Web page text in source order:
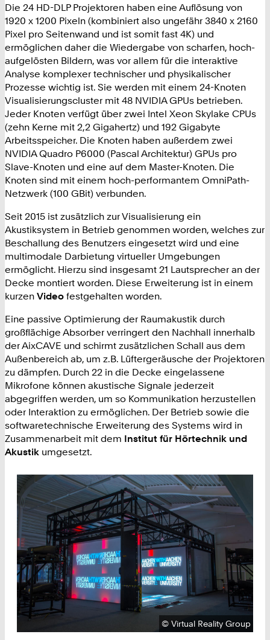
Die 24 HD-DLP Projektoren haben eine Auflösung von
1920 x 1200 Pixeln (kombiniert also ungefähr 3840 x 2160
Pixel pro Seitenwand und ist somit fast 4K) und
ermöglichen daher die Wiedergabe von scharfen, hoch-
aufgelösten Bildern, was vor allem für die interaktive
Analyse komplexer technischer und physikalischer
Prozesse wichtig ist. Sie werden mit einem 24-Knoten
Visualisierungscluster mit 48 NVIDIA GPUs betrieben.
Jeder Knoten verfügt über zwei Intel Xeon Skylake CPUs
(zehn Kerne mit 2,2 Gigahertz) und 192 Gigabyte
Arbeitsspeicher. Die Knoten haben außerdem zwei
NVIDIA Quadro P6000 (Pascal Architektur) GPUs pro
Slave-Knoten und eine auf dem Master-Knoten. Die
Knoten sind mit einem hoch-performantem OmniPath-
Netzwerk (100 GBit) verbunden.
Seit 2015 ist zusätzlich zur Visualisierung ein
Akustiksystem in Betrieb genommen worden, welches zur
Beschallung des Benutzers eingesetzt wird und eine
multimodale Darbietung virtueller Umgebungen
ermöglicht. Hierzu sind insgesamt 21 Lautsprecher an der
Decke montiert worden. Diese Erweiterung ist in einem
kurzen Video festgehalten worden.
Eine passive Optimierung der Raumakustik durch
großflächige Absorber verringert den Nachhall innerhalb
der AixCAVE und schirmt zusätzlichen Schall aus dem
Außenbereich ab, um z.B. Lüftergeräusche der Projektoren
zu dämpfen. Durch 22 in die Decke eingelassene
Mikrofone können akustische Signale jederzeit
abgegriffen werden, um so Kommunikation herzustellen
oder Interaktion zu ermöglichen. Der Betrieb sowie die
softwaretechnische Erweiterung des Systems wird in
Zusammenarbeit mit dem Institut für Hörtechnik und
Akustik umgesetzt.
Urheberrecht:
©Virtual Reality Group